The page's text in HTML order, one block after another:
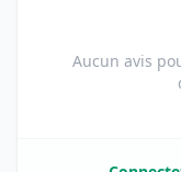
Aucun avis